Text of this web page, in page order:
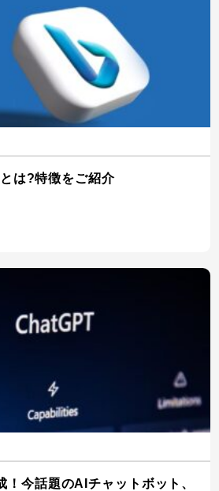
は?特徴をご紹介
！今話題のAIチャットボット、